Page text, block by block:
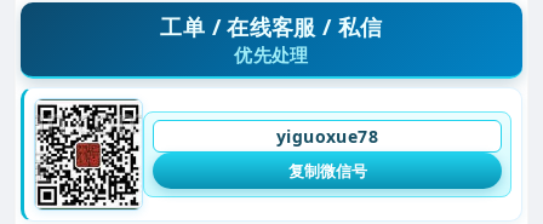
工单 / 在线客服 / 私信
优先处理
yiguoxue78
复制微信号